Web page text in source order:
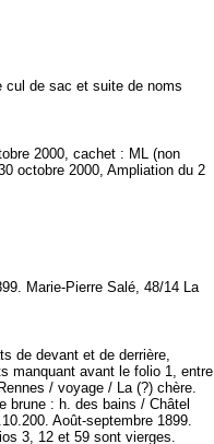
cul de sac et suite de noms
2000, cachet : ML (non
octobre 2000, Ampliation du 2
Marie-Pierre Salé, 48/14 La
de devant et de derrière,
manquant avant le folio 1, entre
/ voyage / La (?) chère.
brune : h. des bains / Châtel
Août-septembre 1899.
3, 12 et 59 sont vierges.